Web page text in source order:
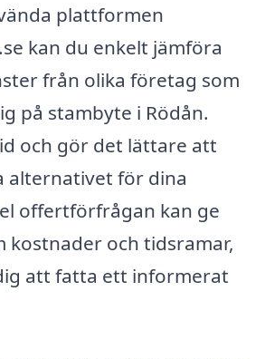
plattformen
kan du enkelt jämföra
från olika företag som
på stambyte i Rödån.
och gör det lättare att
alternativet för dina
offertförfrågan kan ge
kostnader och tidsramar,
att fatta ett informerat